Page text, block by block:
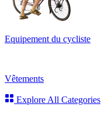
Equipement du cycliste
Vêtements
Explore All Categories